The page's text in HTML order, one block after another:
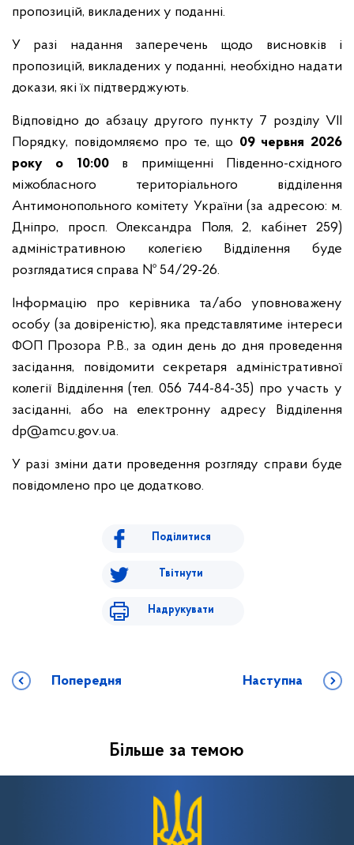
пропозицій, викладених у поданні.
У разі надання заперечень щодо висновків і
пропозицій, викладених у поданні, необхідно надати
докази, які їх підтверджують.
Відповідно до абзацу другого пункту 7 розділу VІІ
Порядку, повідомляємо про те, що 09 червня 2026
року о 10:00в приміщенні Південно-східного
міжобласного територіального відділення
Антимонопольного комітету України (за адресою: м.
Дніпро, просп. Олександра Поля, 2, кабінет 259)
адміністративною колегією Відділення буде
розглядатися справа № 54/29-26.
Інформацію про керівника та/або уповноважену
особу (за довіреністю), яка представлятиме інтереси
ФОП Прозора Р.В., за один день до дня проведення
засідання, повідомити секретаря адміністративної
колегії Відділення (тел. 056 744-84-35) про участь у
засіданні, або на електронну адресу Відділення
dp@amcu.gov.ua.
У разі зміни дати проведення розгляду справи буде
повідомлено про це додатково.
Поділитися
Твітнути
Надрукувати
Попередня Наступна
Більше за темою